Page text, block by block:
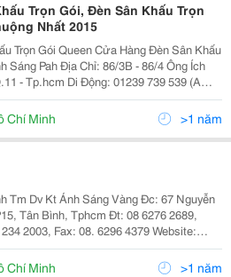
Trọn Gói, Đèn Sân Khấu Trọn
Nhất 2015
Queen Cửa Hàng Đèn Sân Khấu
86/3B - 86/4 Ông Ích
Động: 01239 739 539 (A
Email:
Anhsangsankhau@Gmail.com Đèn Sân Khấu Trọ
Chí Minh >1 năm
Dv Kt Ánh Sáng Vàng Đc: 67 Nguyễn
Bình, Tphcm Đt: 08 6276 2689,
2003, Fax: 08. 6296 4379 Website:
Email:
Công Ty Ánh Sáng Vàng
Chí Minh >1 năm